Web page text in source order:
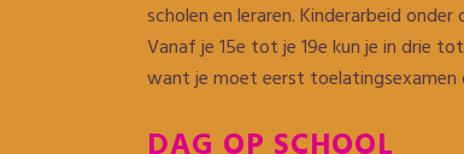
scholen en leraren. Kinderarbeid
Vanaf je 15e tot je 19e kun je in drie
want je moet eerst toelatingsexamen